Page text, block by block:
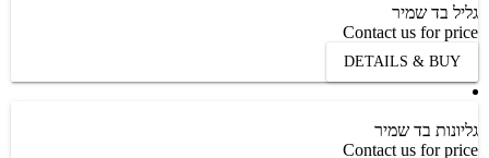
גליל בד שמיר
Contact us for price
DETAILS & BUY
גליונות בד שמיר
Contact us for price